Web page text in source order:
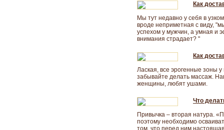
Как
Мы тут недавно у себя в
вроде неприметная с виду,
успехом у мужчин, а умная и
внимания страдает? "
Как
Лаская, все эрогенные зоны
забывайте делать массаж.
женщины, любят ушами.
Что
Привычка – вторая натура.
поэтому необходимо
том, что перед ним